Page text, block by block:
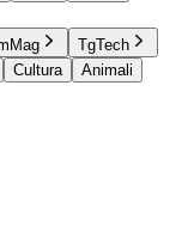
TgTech
Cultura
Animali